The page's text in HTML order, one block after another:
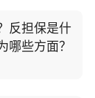
反担保是什
哪些方面？